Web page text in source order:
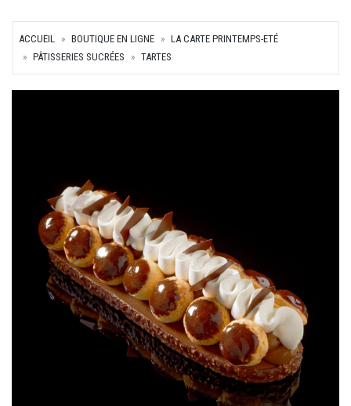
ACCUEIL BOUTIQUE EN LIGNE
LA CARTE PRINTEMPS-ETÉ
PÂTISSERIES SUCRÉES
TARTES